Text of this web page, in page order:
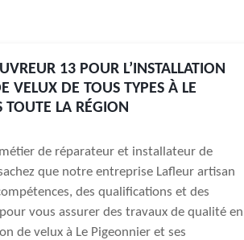
13 POUR L’INSTALLATION
VELUX DE TOUS TYPES À LE
TOUTE LA RÉGION
de réparateur et installateur de
que notre entreprise Lafleur artisan
des qualifications et des
vous assurer des travaux de qualité en
de velux à Le Pigeonnier et ses